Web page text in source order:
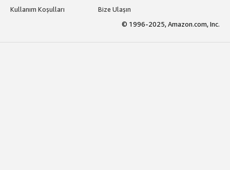
Kullanım Koşulları
Bize Ulaşın
© 1996-2025, Amazon.com, Inc.